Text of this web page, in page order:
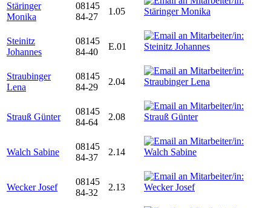
Stäringer
Monika
08145
84-27
1.05
Steinitz
Johannes
08145
84-40
E.01
Straubinger
Lena
08145
84-29
2.04
Strauß Günter
08145
84-64
2.08
Walch Sabine
08145
84-37
2.14
Wecker Josef
08145
84-32
2.13